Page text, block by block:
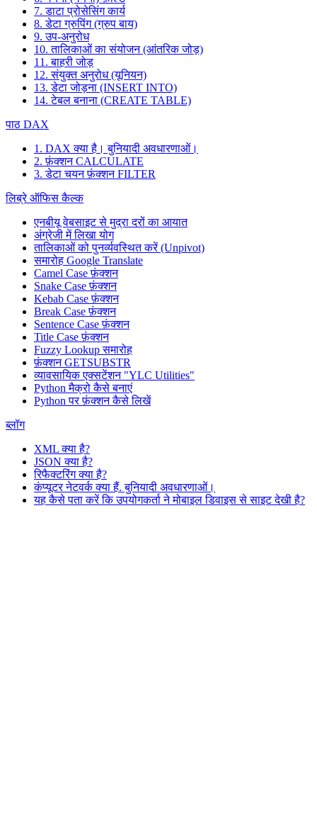
7. डाटा प्रोसेसिंग कार्य
8. डेटा ग्रुपिंग (ग्रुप बाय)
9. उप-अनुरोध
10. तालिकाओं का संयोजन (आंतरिक जोड़)
11. बाहरी जोड़
12. संयुक्त अनुरोध (यूनियन)
13. डेटा जोड़ना (INSERT INTO)
14. टेबल बनाना (CREATE TABLE)
पाठ DAX
1. DAX क्या है। बुनियादी अवधारणाओं।
2. फ़ंक्शन CALCULATE
3. डेटा चयन फ़ंक्शन FILTER
लिब्रे ऑफिस कैल्क
एनबीयू वेबसाइट से मुद्रा दरों का आयात
अंग्रेजी में लिखा योग
तालिकाओं को पुनर्व्यवस्थित करें (Unpivot)
समारोह Google Translate
Camel Case फ़ंक्शन
Snake Case फ़ंक्शन
Kebab Case फ़ंक्शन
Break Case फ़ंक्शन
Sentence Case फ़ंक्शन
Title Case फ़ंक्शन
Fuzzy Lookupसमारोह
फ़ंक्शन GETSUBSTR
व्यावसायिक एक्सटेंशन "YLC Utilities"
Python मैक्रो कैसे बनाएं
Python पर फ़ंक्शन कैसे लिखें
ब्लॉग
XML क्या है?
JSON क्या है?
रिफैक्टरिंग क्या है?
कंप्यूटर नेटवर्क क्या हैं. बुनियादी अवधारणाओं।
यह कैसे पता करें कि उपयोगकर्ता ने मोबाइल डिवाइस से साइट देखी है?